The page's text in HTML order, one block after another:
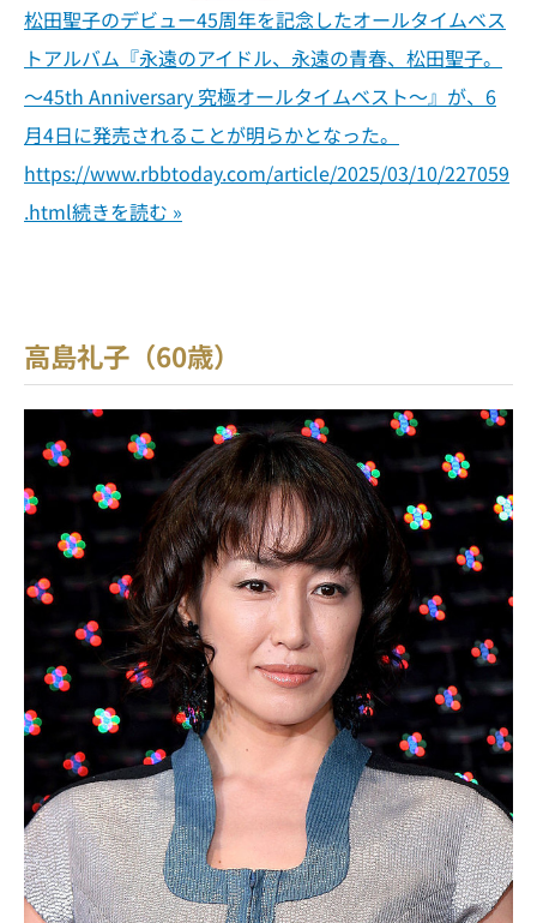
松田聖子のデビュー45周年を記念したオールタイムベス
トアルバム『永遠のアイドル、永遠の青春、松田聖子。
～45th Anniversary 究極オールタイムベスト～』が、6
月4日に発売されることが明らかとなった。
https://www.rbbtoday.com/article/2025/03/10/227059
.html続きを読む »
高島礼子（60歳）